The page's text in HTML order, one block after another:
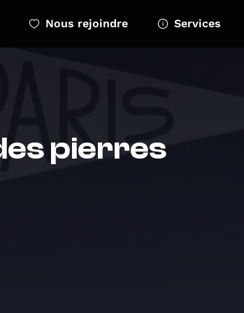
nunaat Nous rejoindre Services
pierres